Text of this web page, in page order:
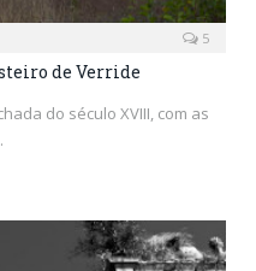
5
de Verride
do século XVIII, com as